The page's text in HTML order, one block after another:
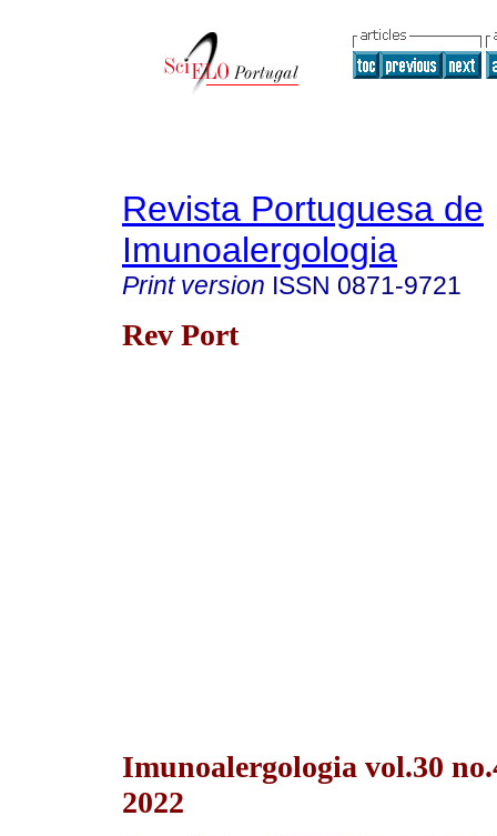
Revista Portuguesa de
Imunoalergologia
Print version ISSN 0871-9721
Rev Port
Imunoalergologia vol.30
2022